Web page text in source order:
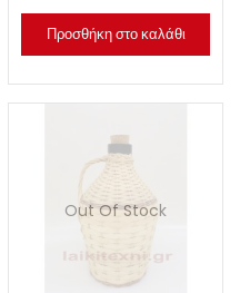
Προσθήκη στο καλάθι
Out Of Stock